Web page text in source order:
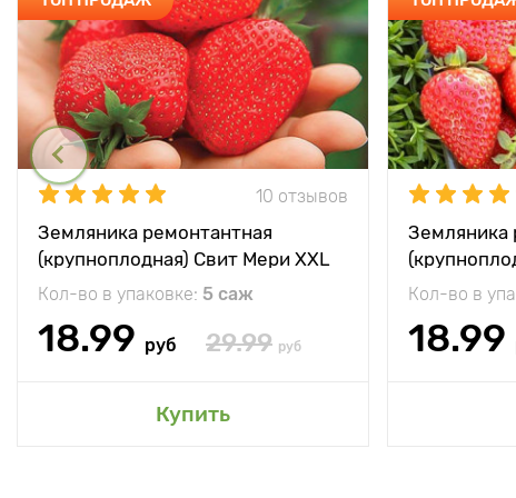
10 отзывов
Земляника ремонтантная
(крупноплодная) Свит Мери XXL
Кол-во в упаковке: 5 саж
18.99 руб 29.99 руб
Купить
Земляника
Кол-во в
18.99